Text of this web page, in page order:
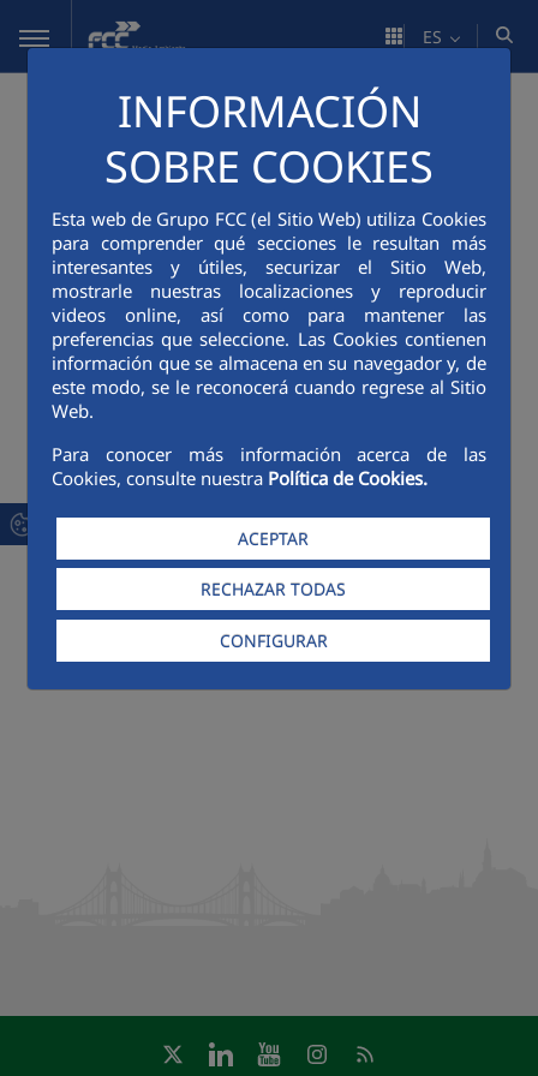
Saltar al contenido principal
INFORMACIÓN
SOBRE COOKIES
Esta web de Grupo FCC (el Sitio Web) utiliza Cookies
para comprender qué secciones le resultan más
interesantes y útiles, securizar el Sitio Web,
mostrarle nuestras localizaciones y reproducir
videos online, así como para mantener las
preferencias que seleccione. Las Cookies contienen
información que se almacena en su navegador y, de
este modo, se le reconocerá cuando regrese al Sitio
Web.
Para conocer más información acerca de las
Cookies, consulte nuestra Política de Cookies.
ACEPTAR
RECHAZAR TODAS
CONFIGURAR
ES